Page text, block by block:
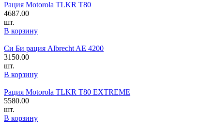
Рация Motorola TLKR T80
4687.00
шт.
В корзину
Си Би рация Albrecht AE 4200
3150.00
шт.
В корзину
Рация Motorola TLKR T80 EXTREME
5580.00
шт.
В корзину